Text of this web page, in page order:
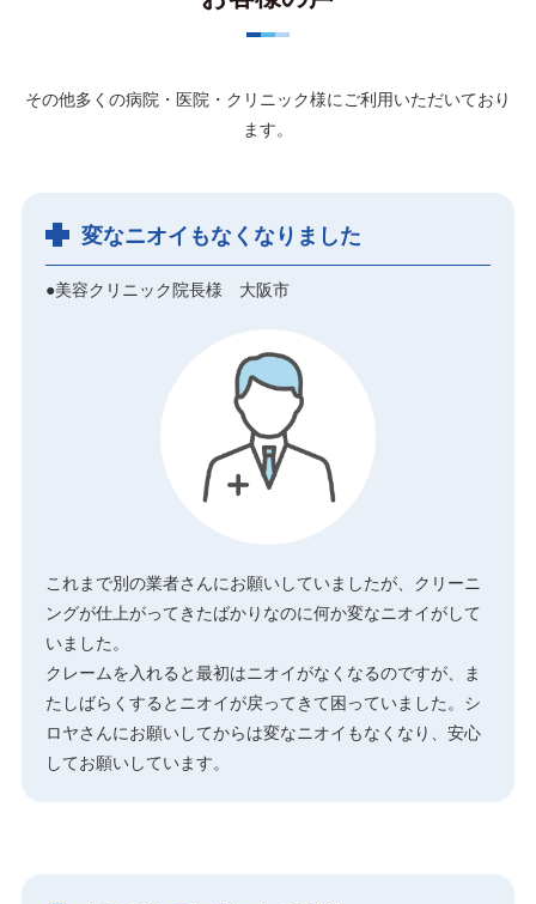
その他多くの病院・医院・クリニック様にご利用いただいており
ます。
変なニオイもなくなりました
●美容クリニック院長様 大阪市
これまで別の業者さんにお願いしていましたが、クリーニ
ングが仕上がってきたばかりなのに何か変なニオイがして
いました。
クレームを入れると最初はニオイがなくなるのですが、ま
たしばらくするとニオイが戻ってきて困っていました。シ
ロヤさんにお願いしてからは変なニオイもなくなり、安心
してお願いしています。